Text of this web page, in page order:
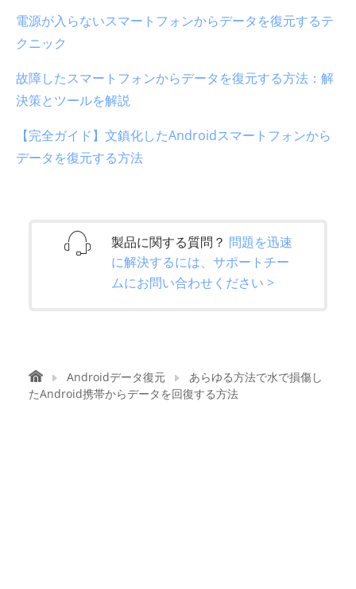
電源が入らないスマートフォンからデータを復元するテ
クニック
故障したスマートフォンからデータを復元する方法：解
決策とツールを解説
【完全ガイド】文鎮化したAndroidスマートフォンから
データを復元する方法
製品に関する質問？ 問題を迅速
に解決するには、サポートチー
ムにお問い合わせください >
Androidデータ復元
あらゆる方法で水で損傷し
たAndroid携帯からデータを回復する方法